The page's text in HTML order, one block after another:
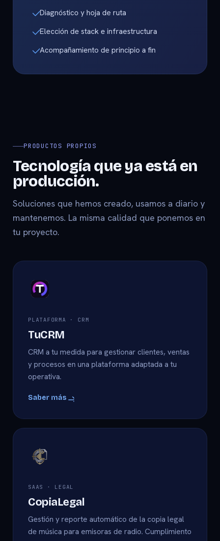
Diagnóstico y hoja de ruta
Elección de stack e infraestructura
Acompañamiento de principio a fin
PRODUCTOS PROPIOS
Tecnología que ya está en
producción.
Soluciones que hemos creado, usamos a diario y
mantenemos. La misma calidad que ponemos en
tu proyecto.
PLATAFORMA · CRM
TuCRM
CRM a tu medida para gestionar clientes, ventas
y procesos en una plataforma adaptada a tu
operativa.
Saber más
SAAS · LEGAL
CopiaLegal
Gestión y reporte automático de la copia legal
de música para emisoras de radio. Cumplimiento